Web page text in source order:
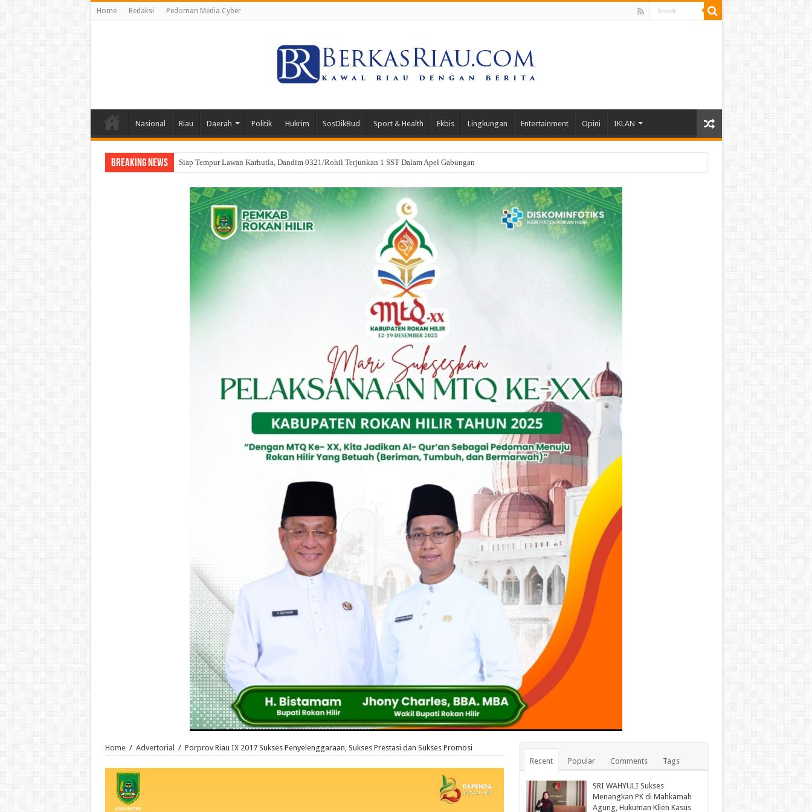
Home Redaksi Pedoman Media Cyber
Nasional Riau Daerah Politik Hukrim SosDikBud Sport & Health Ekbis Lingkungan Entertainment Opini IKLAN
Breaking News Kapolres Rohil dan PN Rohil Perkuat Sinergi Penegakan Hukum
Home / Advertorial / Porprov Riau IX 2017 Sukses Penyelenggaraan, Sukses Prestasi dan Sukses Promosi
Recent
Popular Comments Tags
SRI WAHYULI Sukses
Menangkan PK di Mahkamah
Agung, Hukuman Klien Kasus